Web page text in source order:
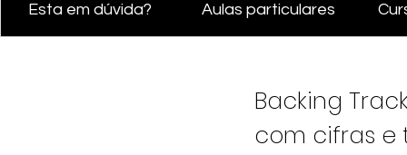
Esta em dúvida? Aulas particulares
Backing
com cifras e